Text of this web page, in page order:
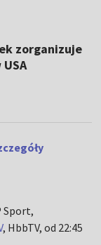
zorganizuje
Sport,
, HbbTV, od 22:45